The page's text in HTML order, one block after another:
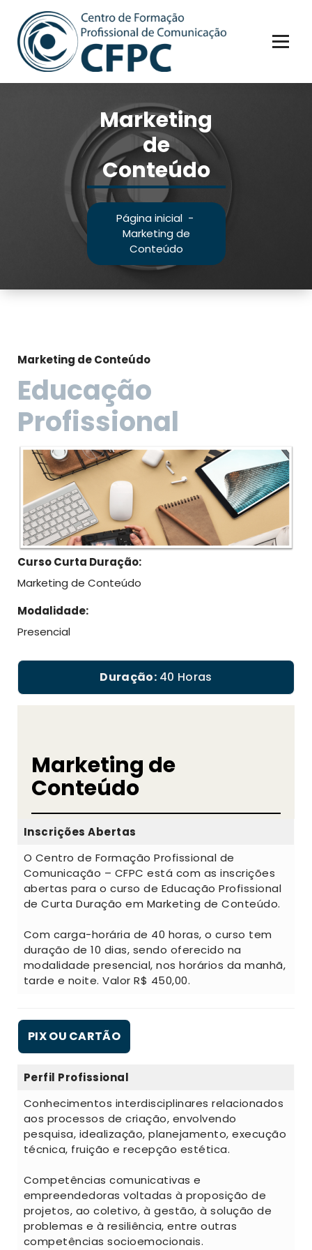
para
conteúdo
Marketing
de
Conteúdo
Página inicial-
Marketing de
Conteúdo
Marketing de Conteúdo
Educação
Profissional
Curso Curta Duração:
Marketing de Conteúdo
Modalidade:
Presencial
Duração:40 Horas
Marketing de
Conteúdo
Inscrições Abertas
O Centro de Formação Profissional de
Comunicação – CFPC está com as inscrições
abertas para o curso de Educação Profissional
de Curta Duração em Marketing de Conteúdo.
Com carga-horária de 40 horas, o curso tem
duração de 10 dias, sendo oferecido na
modalidade presencial, nos horários da manhã,
tarde e noite. Valor R$ 450,00.
PIX OU CARTÃO
Perfil Profissional
Conhecimentos interdisciplinares relacionados
aos processos de criação, envolvendo
pesquisa, idealização, planejamento, execução
técnica, fruição e recepção estética.
Competências comunicativas e
empreendedoras voltadas à proposição de
projetos, ao coletivo, à gestão, à solução de
problemas e à resiliência, entre outras
competências socioemocionais.